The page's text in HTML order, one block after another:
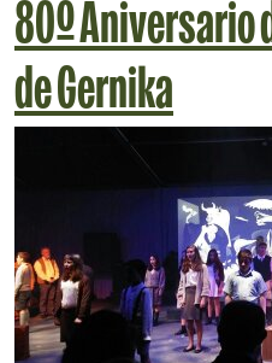
80º Aniversario
de Gernika